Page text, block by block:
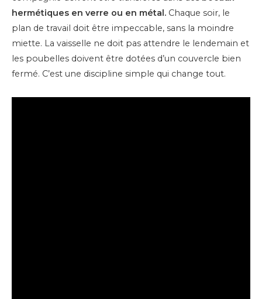
hermétiques en verre ou en métal. Chaque soir, le
plan de travail doit être impeccable, sans la moindre
miette. La vaisselle ne doit pas attendre le lendemain et
les poubelles doivent être dotées d’un couvercle bien
fermé. C’est une discipline simple qui change tout.